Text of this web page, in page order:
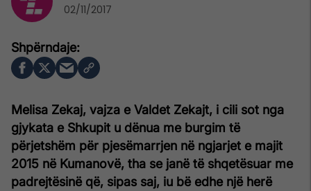
Melisa Zekaj, vajza e Valdet Zekajt, i cili sot nga
gjykata e Shkupit u dënua me burgim të
përjetshëm për pjesëmarrjen në ngjarjet e majit
2015 në Kumanovë, tha se janë të shqetësuar me
padrejtësinë që, sipas saj, iu bë edhe një herë
02/11/2017